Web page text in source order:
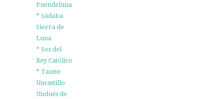
Puendeluna
* Sádaba
Sierra de
Luna
* Sos del
Rey Católico
* Tauste
Uncastillo
Undués de